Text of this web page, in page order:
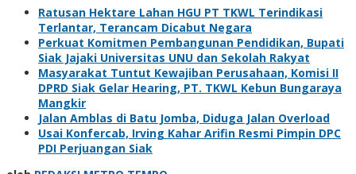
Ratusan Hektare Lahan HGU PT TKWL Terindikasi
Terlantar, Terancam Dicabut Negara
Perkuat Komitmen Pembangunan Pendidikan, Bupati
Siak Jajaki Universitas UNU dan Sekolah Rakyat
Masyarakat Tuntut Kewajiban Perusahaan, Komisi II
DPRD Siak Gelar Hearing, PT. TKWL Kebun Bungaraya
Mangkir
Jalan Amblas di Batu Jomba, Diduga Jalan Overload
Usai Konfercab, Irving Kahar Arifin Resmi Pimpin DPC
PDI Perjuangan Siak